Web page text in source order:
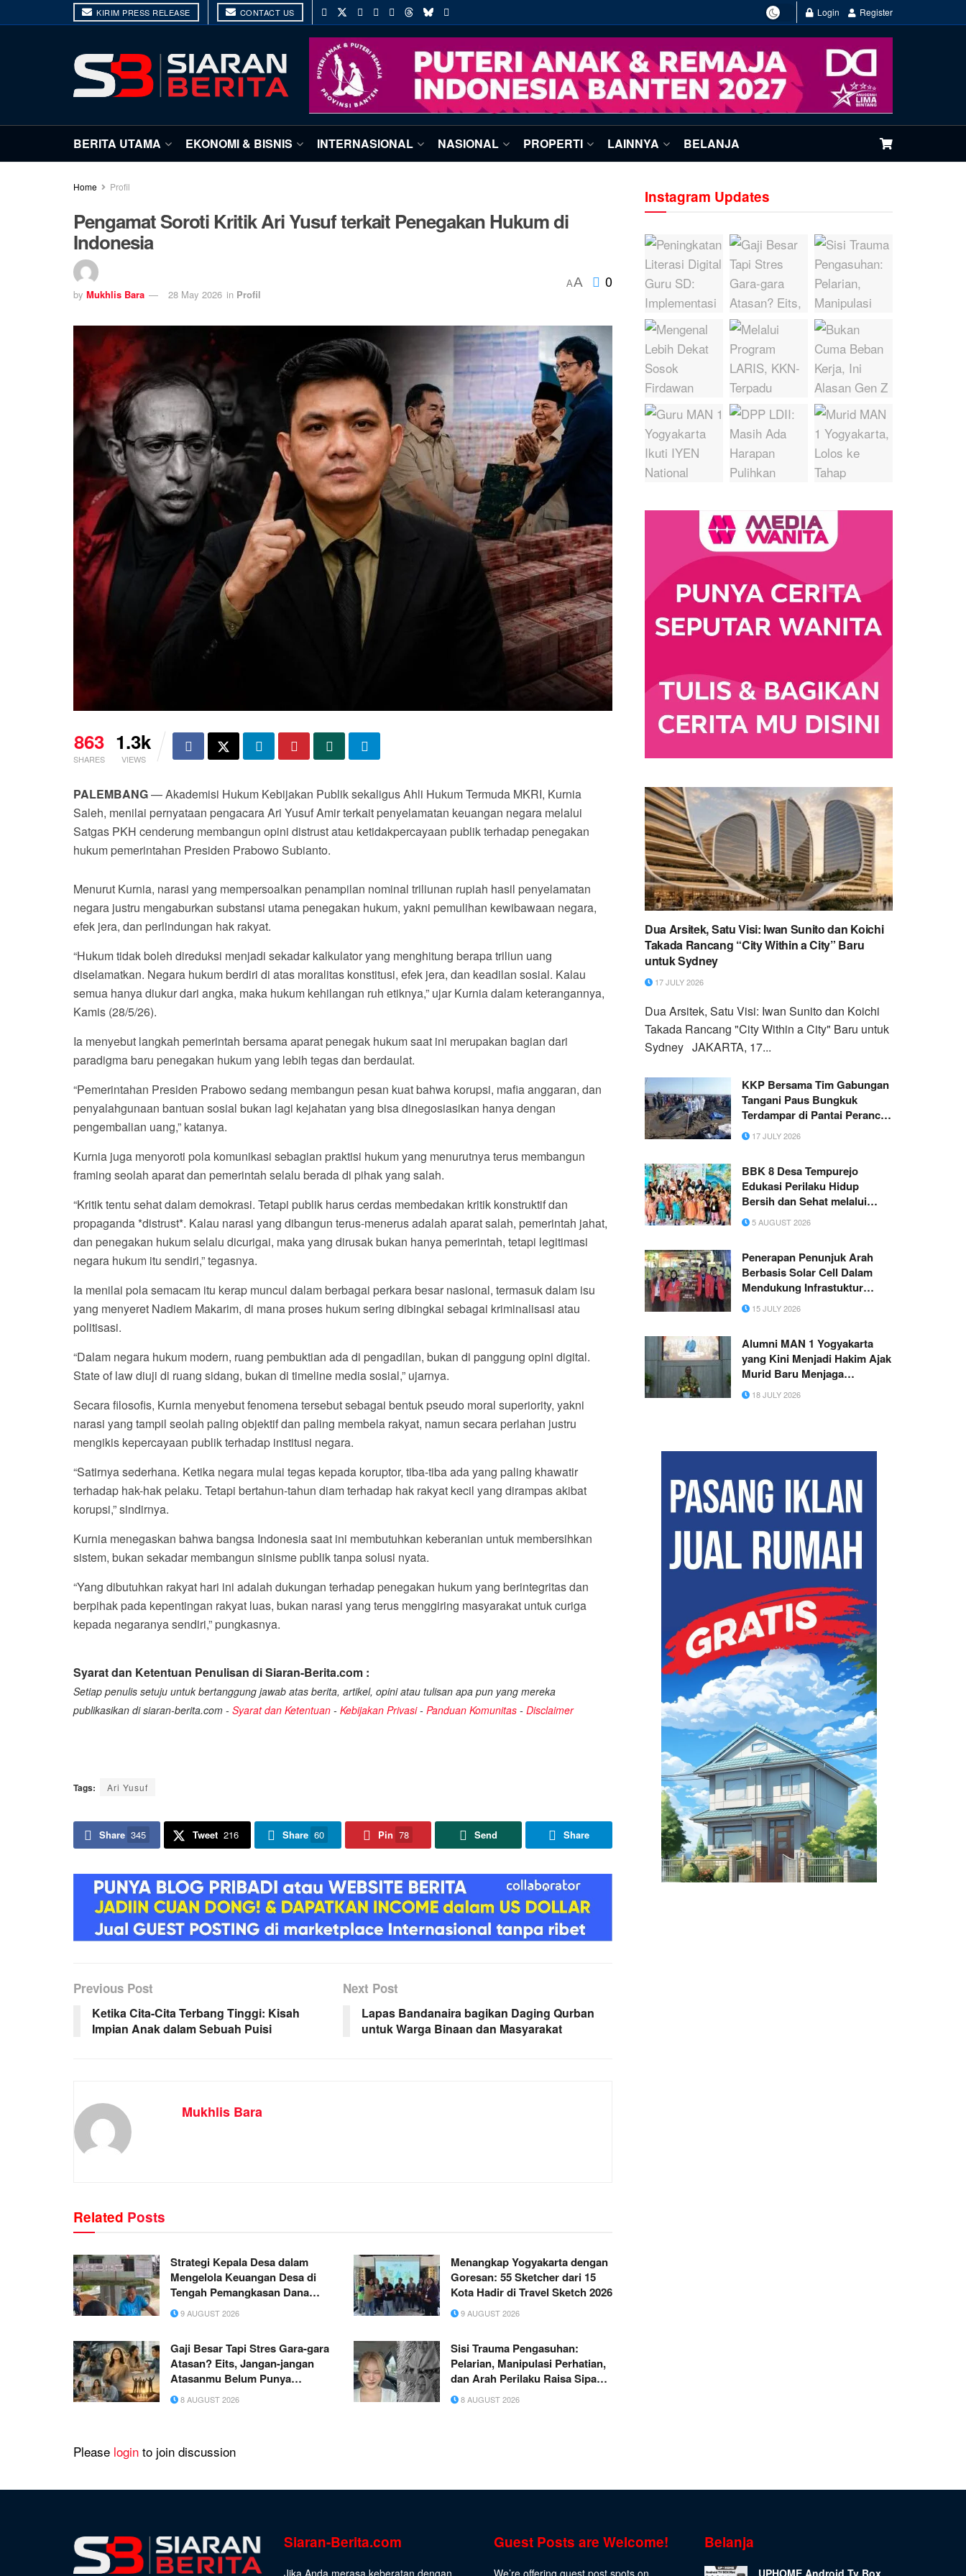
KIRIM PRESS RELEASE CONTACT US Login Register
BERITA UTAMA EKONOMI & BISNIS INTERNASIONAL NASIONAL PROPERTI LAINNYA BELANJA
Home Profil
Pengamat Soroti Kritik Ari Yusuf terkait Penegakan Hukum di
Indonesia
by Mukhlis Bara 28 May 2026 in Profil
AA 0
863
SHARES
1.3k
VIEWS
PALEMBANG— Akademisi Hukum Kebijakan Publik sekaligus Ahli Hukum Termuda MKRI, Kurnia
Saleh, menilai pernyataan pengacara Ari Yusuf Amir terkait penyelamatan keuangan negara melalui
Satgas PKH cenderung membangun opini distrust atau ketidakpercayaan publik terhadap penegakan
hukum pemerintahan Presiden Prabowo Subianto.
Menurut Kurnia, narasi yang mempersoalkan penampilan nominal triliunan rupiah hasil penyelamatan
negara justru mengaburkan substansi utama penegakan hukum, yakni pemulihan kewibawaan negara,
efek jera, dan perlindungan hak rakyat.
“Hukum tidak boleh direduksi menjadi sekadar kalkulator yang menghitung berapa triliun uang
diselamatkan. Negara hukum berdiri di atas moralitas konstitusi, efek jera, dan keadilan sosial. Kalau
semua hanya diukur dari angka, maka hukum kehilangan ruh etiknya,” ujar Kurnia dalam keterangannya,
Kamis (28/5/26).
Ia menyebut langkah pemerintah bersama aparat penegak hukum saat ini merupakan bagian dari
paradigma baru penegakan hukum yang lebih tegas dan berdaulat.
“Pemerintahan Presiden Prabowo sedang membangun pesan kuat bahwa korupsi, mafia anggaran, dan
penyalahgunaan bantuan sosial bukan lagi kejahatan yang bisa dinegosiasikan hanya dengan
pengembalian uang,” katanya.
Kurnia juga menyoroti pola komunikasi sebagian praktisi hukum yang menurutnya terus membangun
framing seolah aparat dan pemerintah selalu berada di pihak yang salah.
“Kritik tentu sehat dalam demokrasi. Tetapi publik harus cerdas membedakan kritik konstruktif dan
propaganda *distrust*. Kalau narasi yang dibangun terus-menerus adalah aparat salah, pemerintah jahat,
dan penegakan hukum selalu dicurigai, maka yang dirusak bukan hanya pemerintah, tetapi legitimasi
negara hukum itu sendiri,” tegasnya.
Ia menilai pola semacam itu kerap muncul dalam berbagai perkara besar nasional, termasuk dalam isu
yang menyeret Nadiem Makarim, di mana proses hukum sering dibingkai sebagai kriminalisasi atau
politisasi.
“Dalam negara hukum modern, ruang pembuktian ada di pengadilan, bukan di panggung opini digital.
State of law diuji di ruang sidang, bukan di timeline media sosial,” ujarnya.
Secara filosofis, Kurnia menyebut fenomena tersebut sebagai bentuk pseudo moral superiority, yakni
narasi yang tampil seolah paling objektif dan paling membela rakyat, namun secara perlahan justru
mengikis kepercayaan publik terhadap institusi negara.
“Satirnya sederhana. Ketika negara mulai tegas kepada koruptor, tiba-tiba ada yang paling khawatir
terhadap hak-hak pelaku. Tetapi bertahun-tahun diam terhadap hak rakyat kecil yang dirampas akibat
korupsi,” sindirnya.
Kurnia menegaskan bahwa bangsa Indonesia saat ini membutuhkan keberanian untuk membersihkan
sistem, bukan sekadar membangun sinisme publik tanpa solusi nyata.
“Yang dibutuhkan rakyat hari ini adalah dukungan terhadap penegakan hukum yang berintegritas dan
berpihak pada kepentingan rakyat luas, bukan narasi yang terus menggiring masyarakat untuk curiga
kepada negaranya sendiri,” pungkasnya.
Syarat dan Ketentuan Penulisan di Siaran-Berita.com :
Setiap penulis setuju untuk bertanggung jawab atas berita, artikel, opini atau tulisan apa pun yang mereka
publikasikan di siaran-berita.com - Syarat dan Ketentuan - Kebijakan Privasi- Panduan Komunitas - Disclaimer
Tags: Ari Yusuf
Share 345 Tweet 216 Share 60 Pin 78 Send Share
Previous Post
Ketika Cita-Cita Terbang Tinggi: Kisah
Impian Anak dalam Sebuah Puisi
Next Post
Lapas Bandanaira bagikan Daging Qurban
untuk Warga Binaan dan Masyarakat ‎
Mukhlis Bara
Related Posts
Strategi Kepala Desa dalam
Mengelola Keuangan Desa di
Tengah Pemangkasan Dana
Desa: Studi di Desa Dusun
Mudo, Kecamatan Taman Rajo
9 AUGUST 2026
Menangkap Yogyakarta dengan
Goresan: 55 Sketcher dari 15
Kota Hadir di Travel Sketch 2026
9 AUGUST 2026
Gaji Besar Tapi Stres Gara-gara
Atasan? Eits, Jangan-jangan
Atasanmu Belum Punya
“Senjata” ini!
8 AUGUST 2026
Sisi Trauma Pengasuhan:
Pelarian, Manipulasi Perhatian,
dan Arah Perilaku Raisa Sipa
Dewi
8 AUGUST 2026
Please login to join discussion
Instagram Updates
Dua Arsitek, Satu Visi: Iwan Sunito dan Koichi
Takada Rancang “City Within a City” Baru
untuk Sydney
17 JULY 2026
Dua Arsitek, Satu Visi: Iwan Sunito dan Koichi
Takada Rancang "City Within a City" Baru untuk
Sydney JAKARTA, 17...
KKP Bersama Tim Gabungan
Tangani Paus Bungkuk
Terdampar di Pantai Perancak
Bali17 JULY 2026
BBK 8 Desa Tempurejo
Edukasi Perilaku Hidup
Bersih dan Sehat melalui
Program CERDAS untuk
Mendukung SDG 3 dan SDG
5 AUGUST 2026
Penerapan Penunjuk Arah
Berbasis Solar Cell Dalam
Mendukung Infrastuktur
Informasi Desa Asempapak,
Kecamatan Sidayu,
15 JULY 2026
Alumni MAN 1 Yogyakarta
yang Kini Menjadi Hakim Ajak
Murid Baru Menjaga
Integritas
18 JULY 2026
Siaran-Berita.com
Jika Anda merasa keberatan dengan
Guest Posts are Welcome!
We’re offering guest post spots on
Belanja
UPHOME Android Tv Box